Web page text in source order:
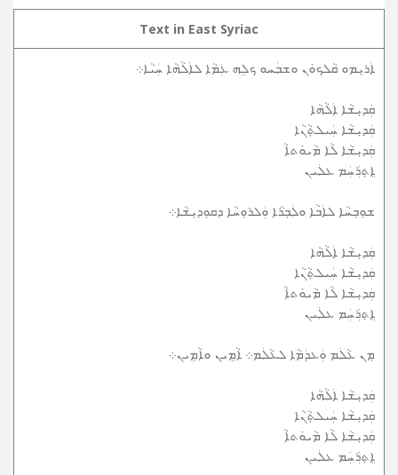
Text in East Syriac
ܐܲܪܝܼܡܘ ܩܵܠܟܘܿܢ ܘܫܒܲܚܘ ܟܠܹܗ ܥܲܡܵܐ ܠܐܲܠܵܗܵܐ ܚܲܝܵܐ܀
ܩܲܕܝܼܫܵܐ ܐܲܠܵܗܵܐ
ܩܲܕܝܼܫܵܐ ܚܲܝܠܬ݂ܵܢܵܐ
ܩܲܕܝܼܫܵܐ ܠܵܐ ܡܵܝܘܿܬܐܵ
ܐܸܬ݂ܪܲܚܲܡ ܥܠܲܝܢ
ܫܘܼܒ݂ܚܵܐ ܠܐܲܒܵܐ ܘܠܲܒ݂ܪܵܐ ܘܲܠܪܘܼܚܵܐ ܕܩܘܼܕܝܼܫܵܐ܀
ܩܲܕܝܼܫܵܐ ܐܲܠܵܗܵܐ
ܩܲܕܝܼܫܵܐ ܚܲܝܠܬ݂ܵܢܵܐ
ܩܲܕܝܼܫܵܐ ܠܵܐ ܡܵܝܘܿܬܐܵ
ܐܸܬ݂ܪܲܚܲܡ ܥܠܲܝܢ
ܡ݂ܢ ܥܵܠܲܡ ܘܲܥܕܲܡܵܐ ܠܥܵܠܲܡ܀ ܐܵܡܸܝܢ ܘܐܵܡܹܝܢ܀
ܩܲܕܝܼܫܵܐ ܐܲܠܵܗܵܐ
ܩܲܕܝܼܫܵܐ ܚܲܝܠܬ݂ܵܢܵܐ
ܩܲܕܝܼܫܵܐ ܠܵܐ ܡܵܝܘܿܬܐܵ
ܐܸܬ݂ܪܲܚܲܡ ܥܠܲܝܢ